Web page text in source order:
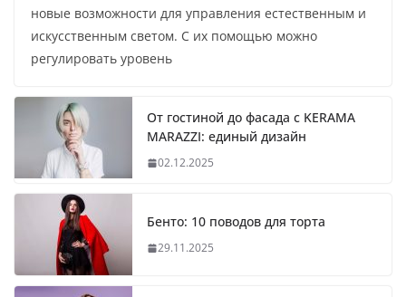
новые возможности для управления естественным и
искусственным светом. С их помощью можно
регулировать уровень
От гостиной до фасада с KERAMA
MARAZZI: единый дизайн
02.12.2025
Бенто: 10 поводов для торта
29.11.2025